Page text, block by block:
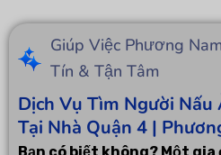
Giúp Việc Phương
Tín & Tận Tâm
Dịch Vụ Tìm Người
Tại Nhà Quận 4 |